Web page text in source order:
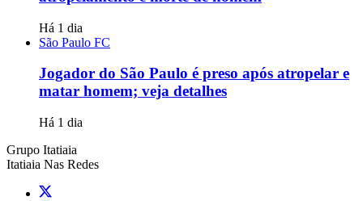
Há 1 dia
São Paulo FC
Jogador do São Paulo é preso após atropelar e
matar homem; veja detalhes
Há 1 dia
Grupo Itatiaia
Itatiaia Nas Redes